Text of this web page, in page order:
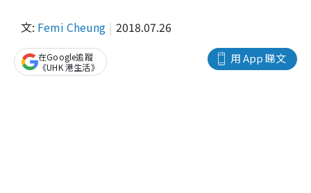
文: Femi Cheung 2018.07.26
用 App 睇文
在Google追蹤
《UHK 港生活》